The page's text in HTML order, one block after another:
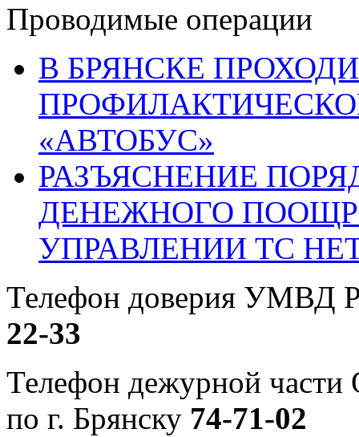
Проводимые операции
В БРЯНСКЕ
«АВТОБУС»
РАЗЪЯСНЕНИЕ
ДЕНЕЖНОГО
УПРАВЛЕНИИ ТС
Телефон доверия УМВД
22-33
Телефон дежурной
по г. Брянску 74-71-02